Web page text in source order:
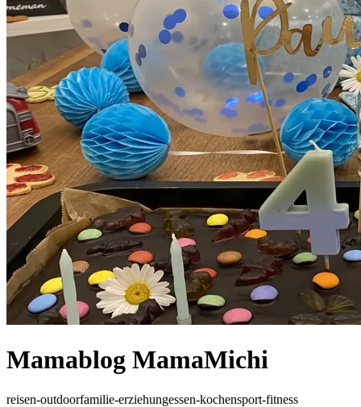
Mamablog MamaMichi
reisen-outdoorfamilie-erziehungessen-kochensport-fitness